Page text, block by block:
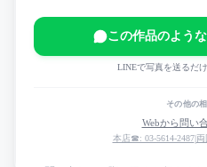
この作品のよう
LINEで写真を送るだ
その他の
Webから問い
本店☎: 03-5614-2487|両